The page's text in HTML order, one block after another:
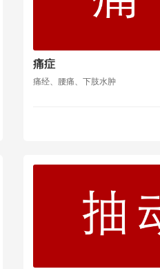
痛症
痛经、腰痛、下肢水肿